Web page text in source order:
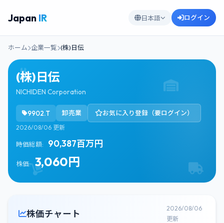
Japan IR 日本語 ログイン
ホーム 企業一覧 (株)日伝
(株)日伝
NICHIDEN Corporation
9902.T 卸売業 お気に入り登録（要ログイン）
2026/08/06 更新
時価総額: 90,387百万円
株価: 3,060円
株価チャート
2026/08/06
更新